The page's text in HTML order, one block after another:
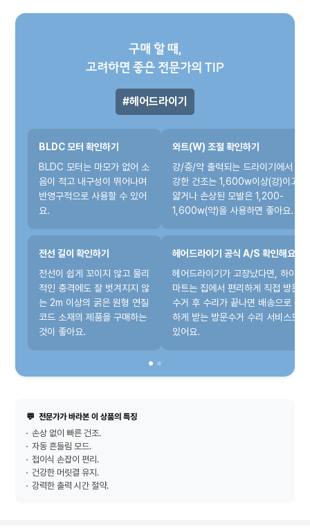
구매 할 때,
고려하면 좋은 전문가의 TIP
헤어드라이기
BLDC 모터 확인하기
BLDC 모터는 마모가 없어 소
음이 적고 내구성이 뛰어나며
반영구적으로 사용할 수 있어
요.
전선 길이 확인하기
전선이 쉽게 꼬이지 않고 물리
적인 충격에도 잘 벗겨지지 않
는 2m 이상의 굵은 원형 연질
코드 소재의 제품을 구매하는
것이 좋아요.
와트(W) 조절 확인하기
강/중/약 출력되는 드라이기에서
강한 건조는 1,600w이상(강)이고
얇거나 손상된 모발은 1,200-
1,600w(약)을 사용하면 좋아요.
헤어드라이기 공식 A/S 확인해요.
헤어드라이기가 고장났다면, 하이
마트는 집에서 편리하게 직접 방문
수거 후 수리가 끝나면 배송으로 편
하게 받는 방문수거 수리 서비스도
있어요.
💬 전문가가 바라본 이 상품의 특징
손상 없이 빠른 건조.
자동 흔들림 모드.
접이식 손잡이 편리.
건강한 머릿결 유지.
강력한 출력 시간 절약.